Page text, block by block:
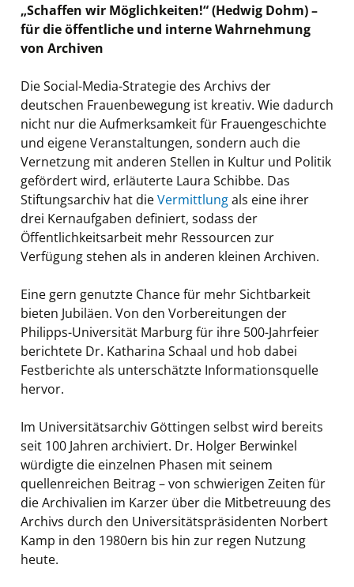
„Schaffen wir Möglichkeiten!“ (Hedwig Dohm) –
für die öffentliche und interne Wahrnehmung
von Archiven
Die Social-Media-Strategie des Archivs der
deutschen Frauenbewegung ist kreativ. Wie dadurch
nicht nur die Aufmerksamkeit für Frauengeschichte
und eigene Veranstaltungen, sondern auch die
Vernetzung mit anderen Stellen in Kultur und Politik
gefördert wird, erläuterte Laura Schibbe. Das
Stiftungsarchiv hat dieVermittlungals eine ihrer
drei Kernaufgaben definiert, sodass der
Öffentlichkeitsarbeit mehr Ressourcen zur
Verfügung stehen als in anderen kleinen Archiven.
Eine gern genutzte Chance für mehr Sichtbarkeit
bieten Jubiläen. Von den Vorbereitungen der
Philipps-Universität Marburg für ihre 500-Jahrfeier
berichtete Dr. Katharina Schaal und hob dabei
Festberichte als unterschätzte Informationsquelle
hervor.
Im Universitätsarchiv Göttingen selbst wird bereits
seit 100 Jahren archiviert. Dr. Holger Berwinkel
würdigte die einzelnen Phasen mit seinem
quellenreichen Beitrag – von schwierigen Zeiten für
die Archivalien im Karzer über die Mitbetreuung des
Archivs durch den Universitätspräsidenten Norbert
Kamp in den 1980ern bis hin zur regen Nutzung
heute.